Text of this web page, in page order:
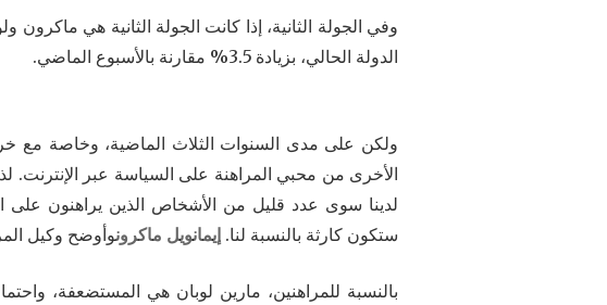
الدولة الحالي، بزيادة 3.5% مقارنة بالأسبوع الماضي.
ولكن على مدى السنوات الثلاث الماضية، وخاصة مع خروج
الأخرى من محبي المراهنة على السياسة عبر الإنترنت.
ستكون كارثة بالنسبة لنا. إيمانويل ماكرونوأوضح وكيل